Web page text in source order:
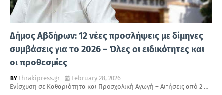
Δήμος Αβδήρων: 12 νέες προσλήψεις με δίμηνες
συμβάσεις για το 2026 – Όλες οι ειδικότητες και
οι προθεσμίες
thrakipress.gr
February 28, 2026
Ενίσχυση σε Καθαριότητα και Προσχολική Αγωγή – Αιτήσεις από 2 …